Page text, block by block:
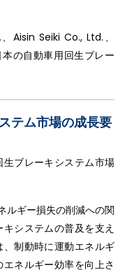
Aisin Seiki Co., Ltd.、
の自動車用回生ブレー
テム市場の成長要
ブレーキシステム市場
ルギー損失の削減への関
システムの普及を支え
制動時に運動エネルギ
ネルギー効率を向上さ